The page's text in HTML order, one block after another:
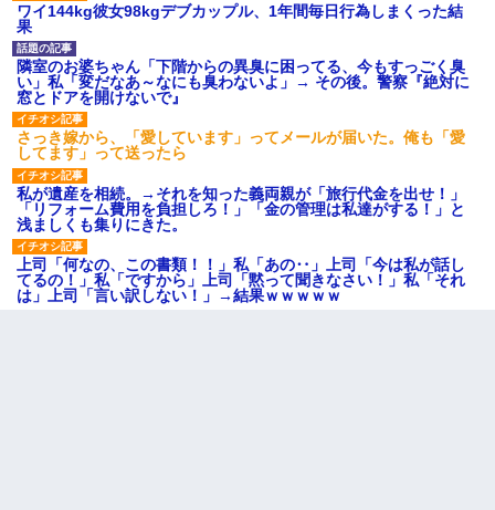
ワイ144kg彼女98kgデブカップル、1年間毎日行為しまくった結
果
隣室のお婆ちゃん「下階からの異臭に困ってる、今もすっごく臭
い」私「変だなあ～なにも臭わないよ」→ その後。警察『絶対に
窓とドアを開けないで』
さっき嫁から、「愛しています」ってメールが届いた。俺も「愛
してます」って送ったら
私が遺産を相続。→それを知った義両親が「旅行代金を出せ！」
「リフォーム費用を負担しろ！」「金の管理は私達がする！」と
浅ましくも集りにきた。
上司「何なの、この書類！！」私「あの‥」上司「今は私が話し
てるの！」私「ですから」上司「黙って聞きなさい！」私「それ
は」上司「言い訳しない！」→結果ｗｗｗｗｗ